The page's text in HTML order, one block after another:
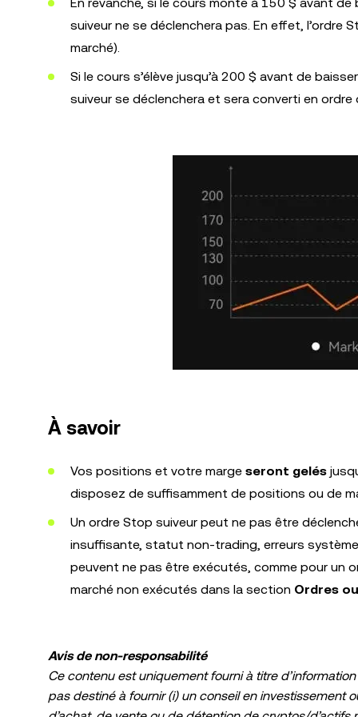
suiveur ne se déclenchera pas. En effet, l’ordre
marché).
Si le cours s’élève jusqu’à 200 $ avant de
suiveur se déclenchera et sera converti en ordre
À savoir
Vos positions et votre marge seront gelés
disposez de suffisamment de positions ou de
Un ordre Stop suiveur peut ne pas être
insuffisante, statut non-trading, erreurs
peuvent ne pas être exécutés, comme pour un
marché non exécutés dans la section Ordres
Avis de non-responsabilité
Ce contenu est uniquement fourni à titre
pas destiné à fournir (i) un conseil en investissement